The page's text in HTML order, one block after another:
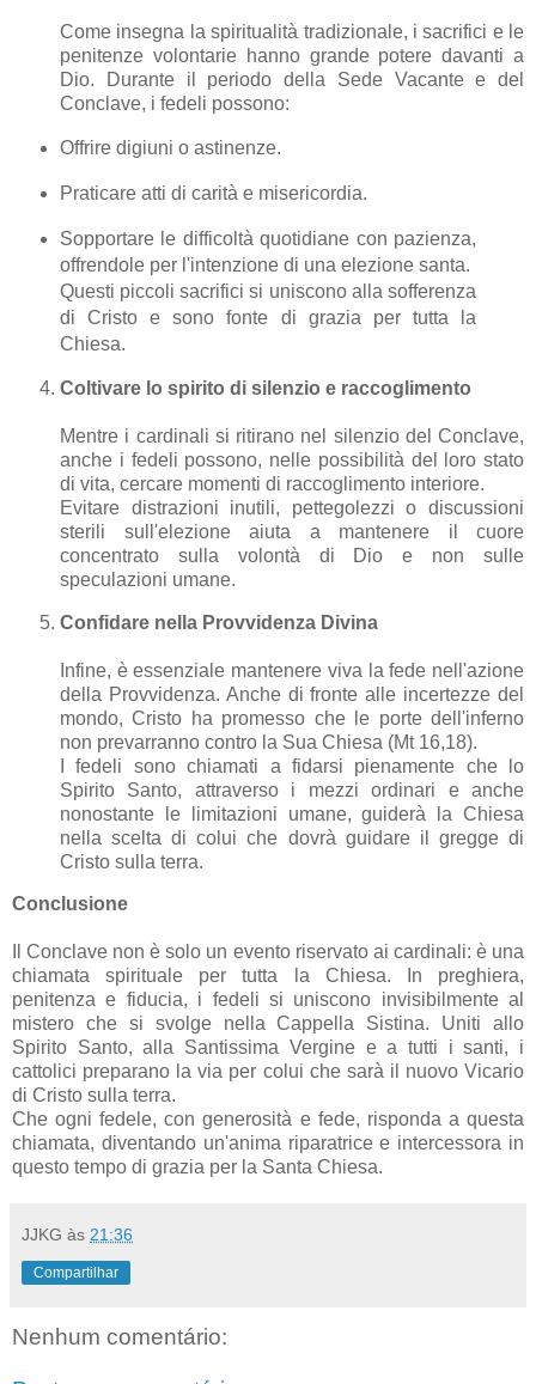
Come insegna la spiritualità tradizionale, i sacrifici e le
penitenze volontarie hanno grande potere davanti a
Dio. Durante il periodo della Sede Vacante e del
Conclave, i fedeli possono:
Offrire digiuni o astinenze.
Praticare atti di carità e misericordia.
Sopportare le difficoltà quotidiane con pazienza,
offrendole per l'intenzione di una elezione santa.
Questi piccoli sacrifici si uniscono alla sofferenza
di Cristo e sono fonte di grazia per tutta la
Chiesa.
Coltivare lo spirito di silenzio e raccoglimento
Mentre i cardinali si ritirano nel silenzio del Conclave,
anche i fedeli possono, nelle possibilità del loro stato
di vita, cercare momenti di raccoglimento interiore.
Evitare distrazioni inutili, pettegolezzi o discussioni
sterili sull'elezione aiuta a mantenere il cuore
concentrato sulla volontà di Dio e non sulle
speculazioni umane.
Confidare nella Provvidenza Divina
Infine, è essenziale mantenere viva la fede nell'azione
della Provvidenza. Anche di fronte alle incertezze del
mondo, Cristo ha promesso che le porte dell'inferno
non prevarranno contro la Sua Chiesa (Mt 16,18).
I fedeli sono chiamati a fidarsi pienamente che lo
Spirito Santo, attraverso i mezzi ordinari e anche
nonostante le limitazioni umane, guiderà la Chiesa
nella scelta di colui che dovrà guidare il gregge di
Cristo sulla terra.
Conclusione
Il Conclave non è solo un evento riservato ai cardinali: è una
chiamata spirituale per tutta la Chiesa. In preghiera,
penitenza e fiducia, i fedeli si uniscono invisibilmente al
mistero che si svolge nella Cappella Sistina. Uniti allo
Spirito Santo, alla Santissima Vergine e a tutti i santi, i
cattolici preparano la via per colui che sarà il nuovo Vicario
di Cristo sulla terra.
Che ogni fedele, con generosità e fede, risponda a questa
chiamata, diventando un'anima riparatrice e intercessora in
questo tempo di grazia per la Santa Chiesa.
JJKG às 21:36
Compartilhar
Nenhum comentário: